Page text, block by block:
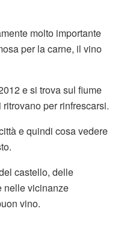
molto importante
per la carne, il vino
e si trova sul fiume
per rinfrescarsi.
e quindi cosa vedere
castello, delle
nelle vicinanze
vino.